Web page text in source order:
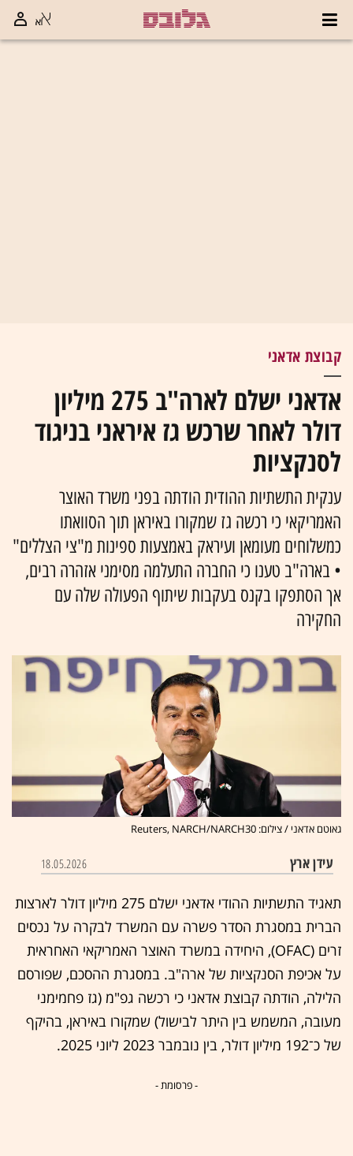
קבוצת אדאני
אדאני ישלם לארה"ב 275 מיליון
דולר לאחר שרכש גז איראני בניגוד
לסנקציות
ענקית התשתיות ההודית הודתה בפני משרד האוצר
האמריקאי כי רכשה גז שמקורו באיראן תוך הסוואתו
כמשלוחים מעומאן ועיראק באמצעות ספינות מ"צי הצללים"
• בארה"ב טענו כי החברה התעלמה מסימני אזהרה רבים,
אך הסתפקו בקנס בעקבות שיתוף הפעולה שלה עם
החקירה
גאוטם אדאני / צילום: Reuters, NARCH/NARCH30
עידן ארץ 18.05.2026
תאגיד התשתיות ההודי אדאני ישלם 275 מיליון דולר לארצות
הברית במסגרת הסדר פשרה עם המשרד לבקרה על נכסים
זרים (OFAC), היחידה במשרד האוצר האמריקאי האחראית
על אכיפת הסנקציות של ארה"ב. במסגרת ההסכם, שפורסם
הלילה, הודתה קבוצת אדאני כי רכשה גפ"מ (גז פחמימני
מעובה, המשמש בין היתר לבישול) שמקורו באיראן, בהיקף
של כ־192 מיליון דולר, בין נובמבר 2023 ליוני 2025.
- פרסומת -